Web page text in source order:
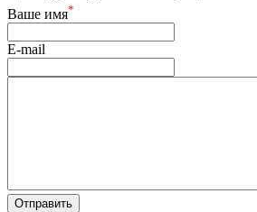
Ваше имя*
E-mail